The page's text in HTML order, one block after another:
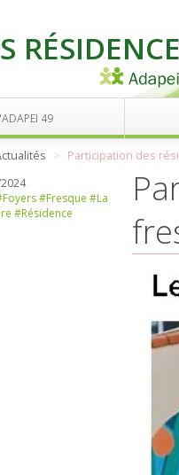
49
Participation des
#Fresque #La
#Résidence